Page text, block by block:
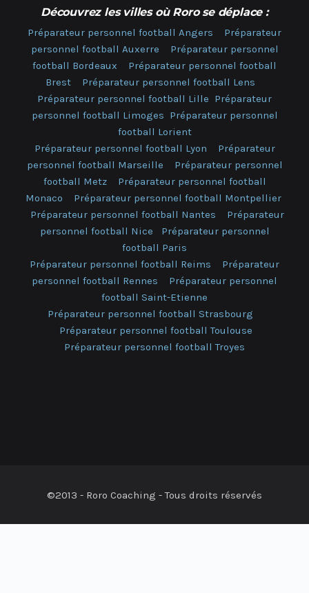
Découvrez les villes où Roro se déplace :
Préparateur personnel football Angers
Préparateur
personnel football Auxerre
Préparateur personnel
football Bordeaux
Préparateur personnel football
Brest
Préparateur personnel football Lens
Préparateur personnel football Lille Préparateur
personnel football Limoges Préparateur personnel
football Lorient
Préparateur personnel football Lyon
Préparateur
personnel football Marseille
Préparateur personnel
football Metz
Préparateur personnel football
Monaco
Préparateur personnel football Montpellier
Préparateur personnel football Nantes
Préparateur
personnel football Nice
Préparateur personnel
football Paris
Préparateur personnel football Reims
Préparateur
personnel football Rennes
Préparateur personnel
football Saint-Etienne
Préparateur personnel football Strasbourg
Préparateur personnel football Toulouse
Préparateur personnel football Troyes
©2013 - Roro Coaching - Tous droits réservés